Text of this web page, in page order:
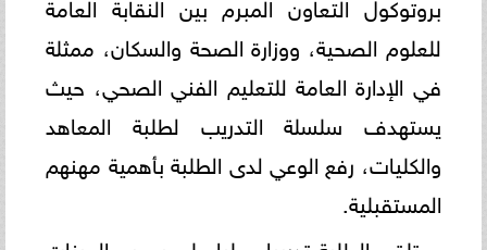
للعلوم الصحية، ووزارة الصحة والسكان، ممثلة
في الإدارة العامة للتعليم الفني الصحي، حيث
يستهدف سلسلة التدريب لطلبة المعاهد
والكليات، رفع الوعي لدى الطلبة بأهمية مهنهم
المستقبلية.